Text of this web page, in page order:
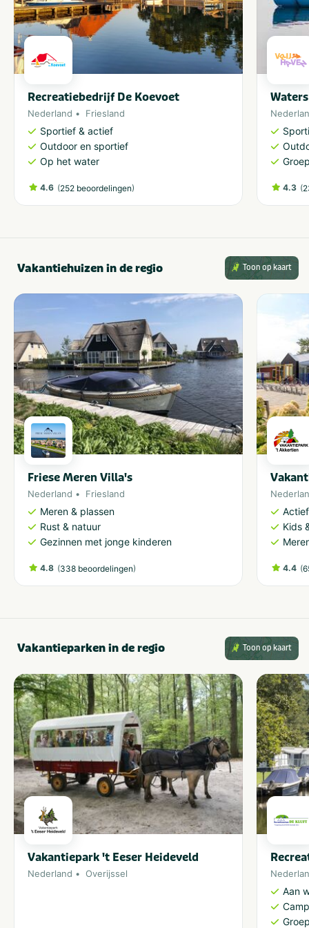
Recreatiebedrijf De Koevoet
Nederland Friesland
Sportief & actief
Outdoor en sportief
Op het water
4.6 (252 beoordelingen) 4.3 (
Vakantiehuizen in de regio Toon op kaart
Friese Meren Villa's
Nederland Friesland
Meren & plassen
Rust & natuur
Gezinnen met jonge kinderen
4.8 (338 beoordelingen)
Kids
4.4 (
Vakantieparken in de regio Toon op kaart
Vakantiepark 't Eeser Heideveld
Nederland Overijssel
Aan